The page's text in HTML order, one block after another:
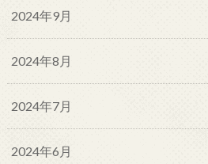
2024年9月
2024年8月
2024年7月
2024年6月